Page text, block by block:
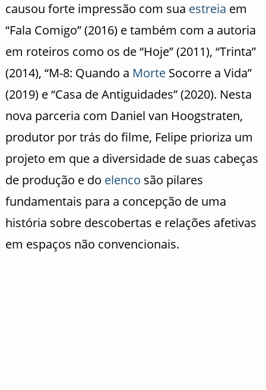
causou forte impressão com sua estreia em
“Fala Comigo” (2016) e também com a autoria
em roteiros como os de “Hoje” (2011), “Trinta”
(2014), “M-8: Quando a MorteSocorre a Vida”
(2019) e “Casa de Antiguidades” (2020). Nesta
nova parceria com Daniel van Hoogstraten,
produtor por trás do filme, Felipe prioriza um
projeto em que a diversidade de suas cabeças
de produção e do elenco são pilares
fundamentais para a concepção de uma
história sobre descobertas e relações afetivas
em espaços não convencionais.